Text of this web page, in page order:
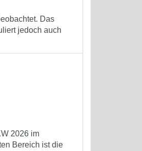
Das
jedoch auch
2026 im
Bereich ist die